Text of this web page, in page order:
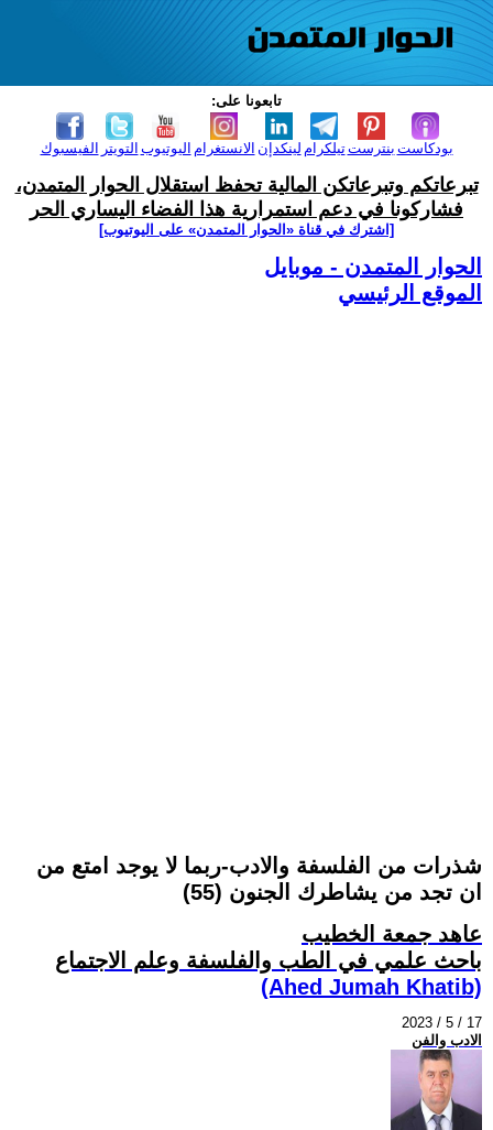
تابعونا على:
الفيسبوك التويتر اليوتيوب الانستغرام لينكدإن تيلكرامبنترست بودكاست
تبرعاتكم وتبرعاتكن المالية تحفظ استقلال الحوار المتمدن،
فشاركونا في دعم استمرارية هذا الفضاء اليساري الحر
[اشترك في قناة ‫«الحوار المتمدن» على اليوتيوب]
الحوار المتمدن - موبايل
الموقع الرئيسي
شذرات من الفلسفة والادب-ربما لا يوجد امتع من
ان تجد من يشاطرك الجنون (55)
عاهد جمعة الخطيب
باحث علمي في الطب والفلسفة وعلم الاجتماع
(Ahed Jumah Khatib)
2023 / 5 / 17
الادب والفن